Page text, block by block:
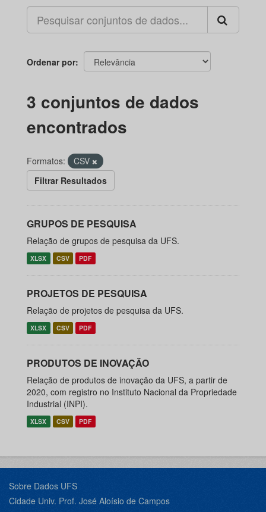
Ordenar por
3 conjuntos de dados
encontrados
Formatos:
CSV
Filtrar Resultados
GRUPOS DE PESQUISA
Relação de grupos de pesquisa da UFS.
XLSX CSV PDF
PROJETOS DE PESQUISA
Relação de projetos de pesquisa da UFS.
XLSX CSV PDF
PRODUTOS DE INOVAÇÃO
Relação de produtos de inovação da UFS, a partir de
2020, com registro no Instituto Nacional da Propriedade
Industrial (INPI).
XLSX CSV PDF
Sobre Dados UFS
Cidade Univ. Prof. José Aloísio de Campos